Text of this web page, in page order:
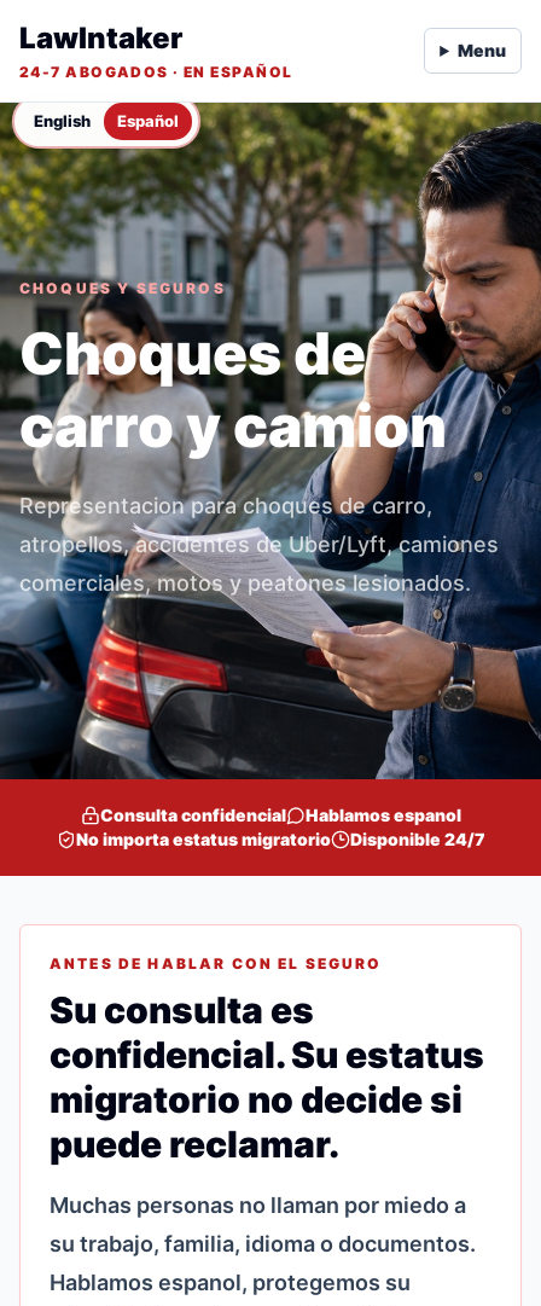
English Español
LawIntaker
24-7 ABOGADOS · EN ESPAÑOL
Menu
CHOQUES Y SEGUROS
Choques de
carro y camion
Representacion para choques de carro,
atropellos, accidentes de Uber/Lyft, camiones
comerciales, motos y peatones lesionados.
Consulta confidencial
Hablamos espanol
No importa estatus migratorio
Disponible 24/7
ANTES DE HABLAR CON EL SEGURO
Su consulta es
confidencial. Su estatus
migratorio no decide si
puede reclamar.
Muchas personas no llaman por miedo a
su trabajo, familia, idioma o documentos.
Hablamos espanol, protegemos su